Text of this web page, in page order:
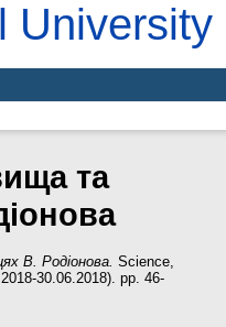
University
та
В. Родіонова. Science,
30.06.2018). pp. 46-